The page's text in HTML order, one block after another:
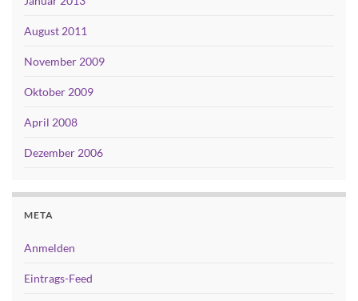
August 2011
November 2009
Oktober 2009
April 2008
Dezember 2006
META
Anmelden
Eintrags-Feed